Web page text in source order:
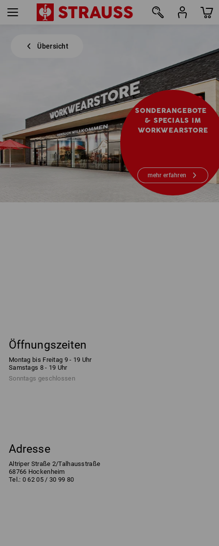
SONDERANGEBOTE
& SPECIALS IM
WORKWEARSTORE
mehr erfahren
Übersicht
Öffnungszeiten
Montag bis Freitag 9 - 19 Uhr
Samstags 8 - 19 Uhr
Sonntags geschlossen
Adresse
Altriper Straße 2/Talhausstraße
68766 Hockenheim
Tel.: 0 62 05 / 30 99 80